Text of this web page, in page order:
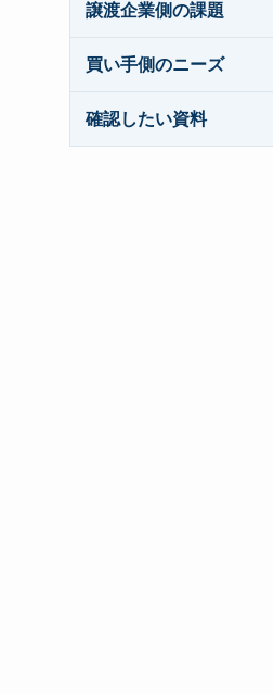
譲渡企業側の課題
買い手側のニーズ
確認したい資料